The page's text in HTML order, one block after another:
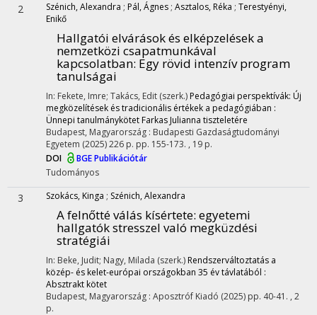
2 Szénich, Alexandra ; Pál, Ágnes ; Asztalos, Réka ; Terestyényi,
Enikő
Hallgatói elvárások és elképzelések a
nemzetközi csapatmunkával
kapcsolatban: Egy rövid intenzív program
tanulságai
In: Fekete, Imre; Takács, Edit (szerk.) Pedagógiai perspektívák: Új
megközelítések és tradicionális értékek a pedagógiában :
Ünnepi tanulmánykötet Farkas Julianna tiszteletére
Budapest, Magyarország : Budapesti Gazdaságtudományi
Egyetem (2025)226 p. pp. 155-173. , 19 p.
DOI
BGE Publikációtár
Tudományos
3 Szokács, Kinga ; Szénich, Alexandra
A felnőtté válás kísértete: egyetemi
hallgatók stresszel való megküzdési
stratégiái
In: Beke, Judit; Nagy, Milada (szerk.) Rendszerváltoztatás a
közép- és kelet-európai országokban 35 év távlatából :
Absztrakt kötet
Budapest, Magyarország : Aposztróf Kiadó (2025) pp. 40-41. , 2
p.